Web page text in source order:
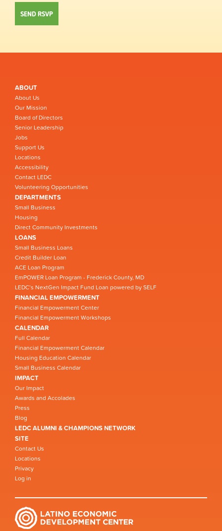
ABOUT
About Us
Our Mission
Board of Directors
Senior Leadership
Jobs
Support Us
Locations
Accessibility
Contact LEDC
Volunteering Opportunities
DEPARTMENTS
Small Business
Housing
Direct Community Investments
LOANS
Small Business Loans
Credit Builder Loan
ACE Loan Program
EmPOWER Loan Program - Frederick County, MD
LEDC’s NextGen Impact Fund Loan powered by SELF
FINANCIAL EMPOWERMENT
Financial Empowerment Center
Financial Empowerment Workshops
CALENDAR
Full Calendar
Financial Empowerment Calendar
Housing Education Calendar
Small Business Calendar
IMPACT
Our Impact
Awards and Accolades
Press
Blog
LEDC ALUMNI & CHAMPIONS NETWORK
SITE
Contact Us
Locations
Privacy
Log in